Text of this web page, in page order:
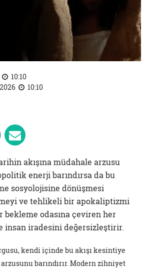
10:10
10:10
akışına müdahale arzusu
enerji barındırsa da bu
sosyolojisine dönüşmesi
ve tehlikeli bir apokaliptizmi
bekleme odasına çeviren her
insan iradesini değersizleştirir.
kendi içinde bu akışı kesintiye
barındırır. Modern zihniyet